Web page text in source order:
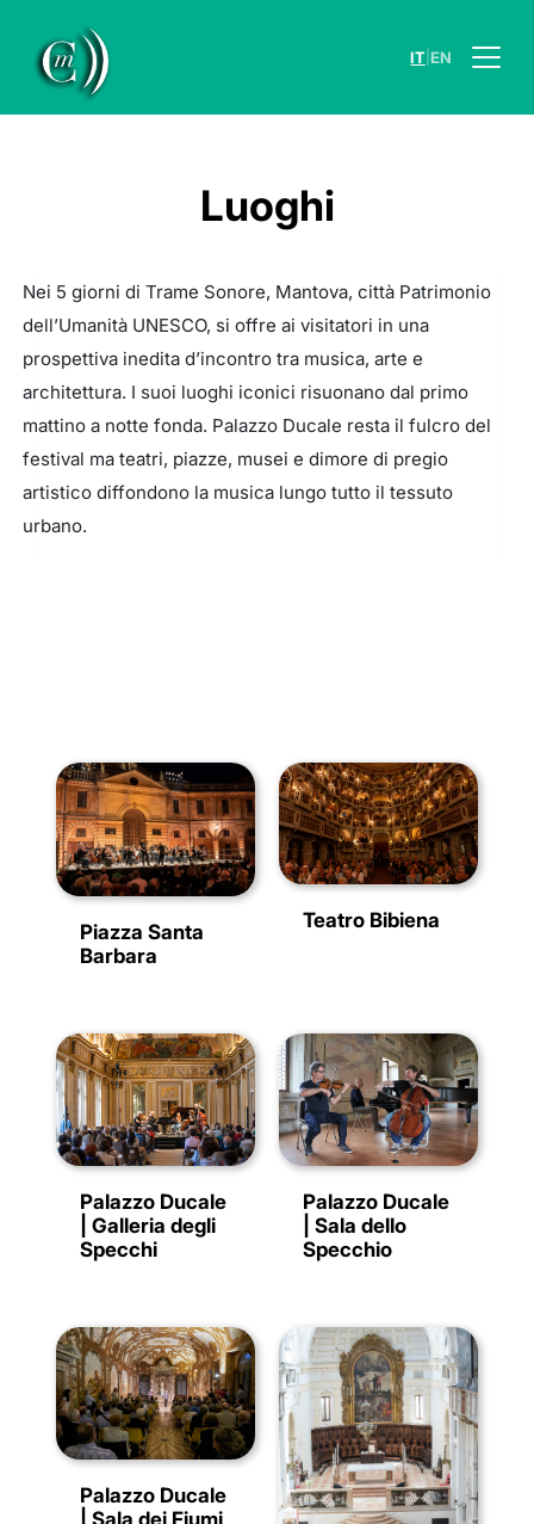
IT EN
Luoghi
Nei 5 giorni di Trame Sonore, Mantova, città Patrimonio
dell’Umanità UNESCO, si offre ai visitatori in una
prospettiva inedita d’incontro tra musica, arte e
architettura. I suoi luoghi iconici risuonano dal primo
mattino a notte fonda. Palazzo Ducale resta il fulcro del
festival ma teatri, piazze, musei e dimore di pregio
artistico diffondono la musica lungo tutto il tessuto
urbano.
Piazza Santa
Barbara
Teatro Bibiena
Palazzo Ducale
| Galleria degli
Specchi
Palazzo Ducale
| Sala dello
Specchio
Palazzo Ducale
| Sala dei Fiumi